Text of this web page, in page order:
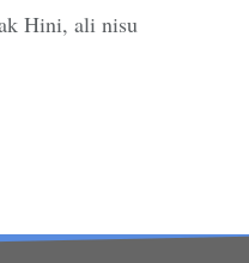
Hini, ali nisu